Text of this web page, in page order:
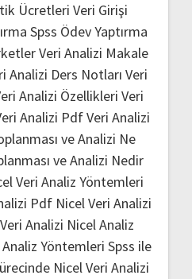
Ücretleri Veri Girişi
Spss Ödev Yaptırma
Veri Analizi Makale
Analizi Ders Notları Veri
Analizi Özellikleri Veri
Analizi PdfVeri Analizi
ve Analizi Ne
ve Analizi Nedir
Veri Analiz Yöntemleri
Pdf Nicel Veri Analizi
Analizi Nicel Analiz
Yöntemleri Spss ile
Nicel Veri Analizi